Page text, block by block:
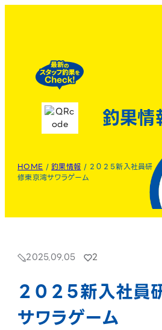
釣果情
HOME /釣果情報 / ２０２５新入社員研
修東京湾サワラゲーム
2025.09.05 2
２０２５新入社員
サワラゲーム